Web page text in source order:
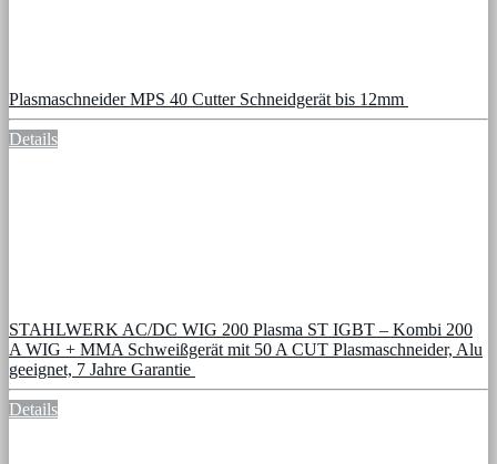
Plasmaschneider MPS 40 Cutter Schneidgerät bis 12mm
Details
STAHLWERK AC/DC WIG 200 Plasma ST IGBT – Kombi 200
A WIG + MMA Schweißgerät mit 50 A CUT Plasmaschneider, Alu
geeignet, 7 Jahre Garantie
Details